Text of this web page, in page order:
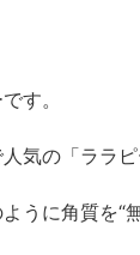
す。
気の「ララ
うに角質を“